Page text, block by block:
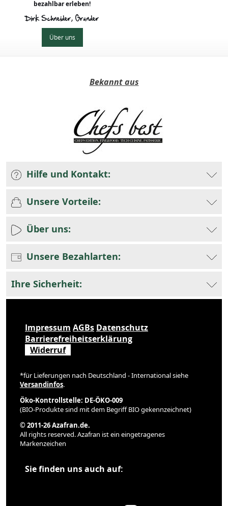
bezahlbar erleben!
Dirk Schneider, Gründer
Über uns
Bekannt aus
Hilfe und Kontakt:
Unsere Vorteile:
Über uns:
Unsere Bezahlarten:
Ihre Sicherheit:
Impressum AGBs Datenschutz
Barrierefreiheitserklärung
Widerruf
*für Lieferungen nach Deutschland - International siehe
Versandinfos.
Öko-Kontrollstelle: DE-ÖKO-009
(BIO-Produkte sind mit dem Begriff BIO gekennzeichnet)
© 2011-26 Azafran.de.
All rights reserved. Azafran ist ein eingetragenes
Markenzeichen
Sie finden uns auch auf: